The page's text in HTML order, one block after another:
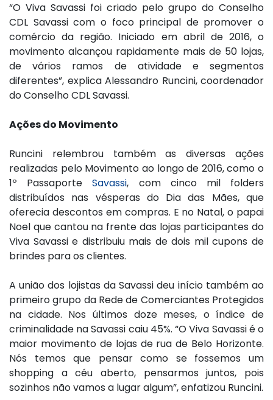
“O Viva Savassi foi criado pelo grupo do Conselho
CDL Savassi com o foco principal de promover o
comércio da região. Iniciado em abril de 2016, o
movimento alcançou rapidamente mais de 50 lojas,
de vários ramos de atividade e segmentos
diferentes”, explica Alessandro Runcini, coordenador
do Conselho CDL Savassi.
Ações do Movimento
Runcini relembrou também as diversas ações
realizadas pelo Movimento ao longo de 2016, como o
1º PassaporteSavassi, com cinco mil folders
distribuídos nas vésperas do Dia das Mães, que
oferecia descontos em compras. E no Natal, o papai
Noel que cantou na frente das lojas participantes do
Viva Savassi e distribuiu mais de dois mil cupons de
brindes para os clientes.
A união dos lojistas da Savassi deu início também ao
primeiro grupo da Rede de Comerciantes Protegidos
na cidade. Nos últimos doze meses, o índice de
criminalidade na Savassi caiu 45%. “O Viva Savassi é o
maior movimento de lojas de rua de Belo Horizonte.
Nós temos que pensar como se fossemos um
shopping a céu aberto, pensarmos juntos, pois
sozinhos não vamos a lugar algum”, enfatizou Runcini.